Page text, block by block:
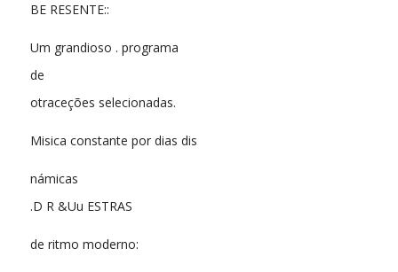
BE RESENTE::
Um grandioso . programa
de
otraceções selecionadas.
Misica constante por dias dis
námicas
.D R &Uu ESTRAS
de ritmo moderno: